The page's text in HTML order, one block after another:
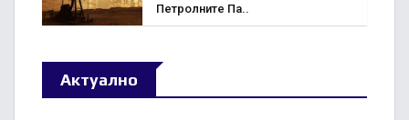
Петролните Па..
Актуално